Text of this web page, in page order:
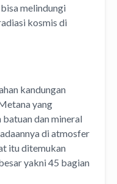
melindungi
kosmis di
kandungan
yang
dan mineral
di atmosfer
itu ditemukan
yakni 45 bagian